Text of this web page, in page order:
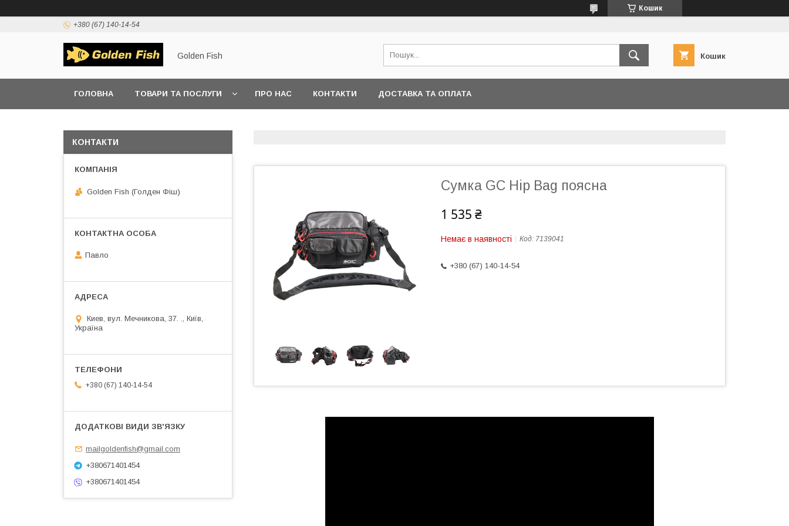
Кошик
+380 (67) 140-14-54
Golden Fish Кошик
ГОЛОВНА ТОВАРИ ТА ПОСЛУГИ ПРО НАС КОНТАКТИ ДОСТАВКА ТА ОПЛАТА
Сумка GC Hip Bag поясна
1 535 ₴
Немає в наявності Код: 7139041
+380 (67) 140-14-54
КОНТАКТИ
Golden Fish (Голден Фіш)
Павло
Киев, вул. Мечникова, 37. ., Київ,
Україна
+380 (67) 140-14-54
mailgoldenfish@gmail.com
+380671401454
+380671401454